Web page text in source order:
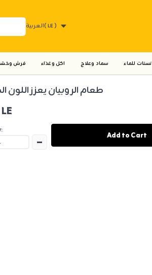
العربية( LE )
فرش اكل وغذاء سماد وعلاج تستات للماء
طعام الروبيان يعزز اللون
- Add to Cart